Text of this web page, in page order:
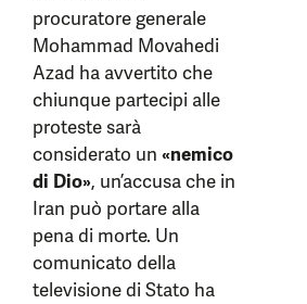
procuratore generale
Mohammad Movahedi
Azad ha avvertito che
chiunque partecipi alle
proteste sarà
considerato un «nemico
di Dio», un’accusa che in
Iran può portare alla
pena di morte. Un
comunicato della
televisione di Stato ha